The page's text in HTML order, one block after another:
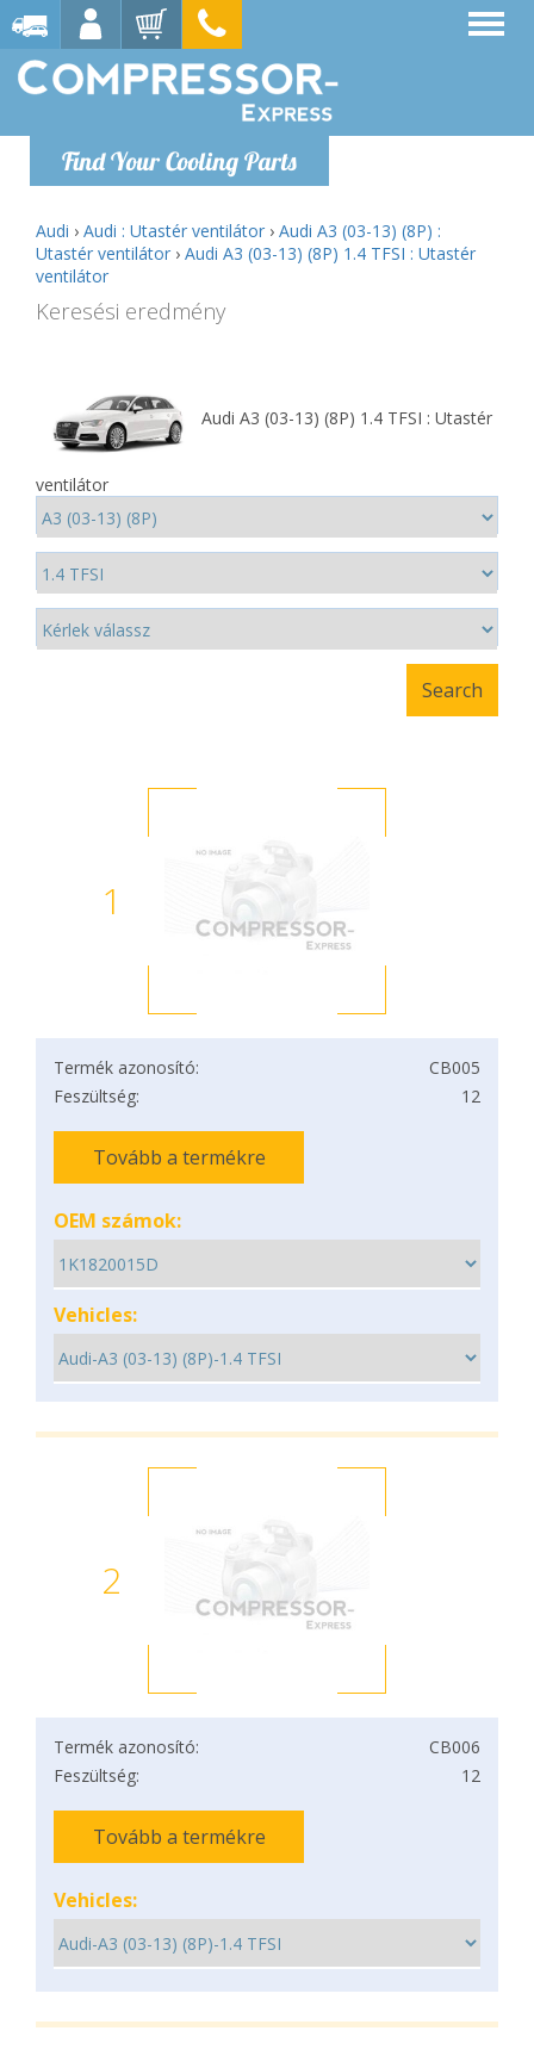
Find Your Cooling Parts
Audi › Audi : Utastér ventilátor › Audi A3 (03-13) (8P) :
Utastér ventilátor › Audi A3 (03-13) (8P) 1.4 TFSI : Utastér
ventilátor
Keresési eredmény
Audi A3 (03-13) (8P) 1.4 TFSI : Utastér
ventilátor
1
Termék azonosító:
CB005
Feszültség:
12
Tovább a termékre
OEM számok:
Vehicles:
2
Termék azonosító:
CB006
Feszültség:
12
Tovább a termékre
Vehicles: